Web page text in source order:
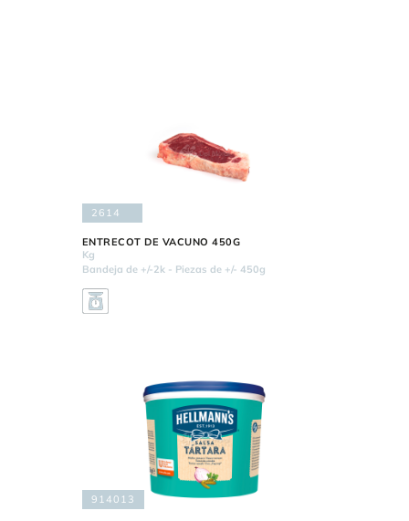
2614
ENTRECOT DE VACUNO 450G
Kg
Bandeja de +/-2k - Piezas de +/- 450g
914013